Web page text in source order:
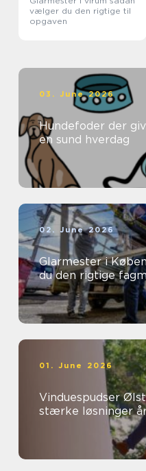
vælger du den rigtige til
opgaven
03. June 2026
Hundefoder der
en sund hverdag
02. June 2026
Glarmester i
du den rigtige
01. June 2026
Vinduespudser Ølstykke
stærke løsninger